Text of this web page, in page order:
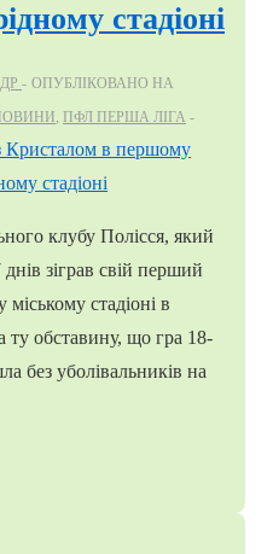
стадіоні
ОПУБЛІКОВАНО НА
ПФЛ ПЕРША ЛІГА
клубу Полісся, який
днів зіграв свій перший
стадіоні в
обставину, що гра 18-
без уболівальників на